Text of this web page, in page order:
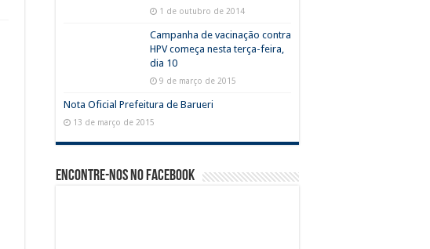
1 de outubro de 2014
Campanha de vacinação contra
HPV começa nesta terça-feira,
dia 10
9 de março de 2015
Nota Oficial Prefeitura de Barueri
13 de março de 2015
Encontre-nos no Facebook